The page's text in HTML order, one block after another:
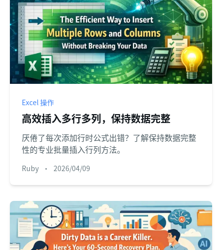
Excel 操作
高效插入多行多列，保持数据完整
厌倦了每次添加行时公式出错？了解保持数据完整
性的专业批量插入行列方法。
Ruby • 2026/04/09